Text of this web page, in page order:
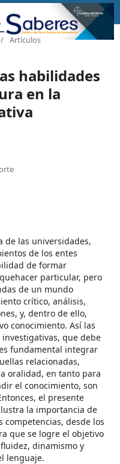
/ Artículos
habilidades
en la
de las universidades,
de los entes
de formar
particular, pero
de un mundo
crítico, análisis,
y, dentro de ello,
conocimiento. Así las
que debe
fundamental integrar
relacionadas,
oralidad, en tanto para
el conocimiento, son
el presente
la importancia de
desde los
que se logre el objetivo
dinamismo y
lenguaje.